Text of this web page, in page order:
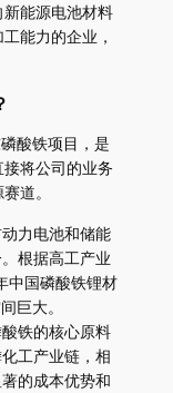
能源电池材料
能力的企业，
酸铁项目，是
将公司的业务
道。
力电池和储能
根据高工产业
中国磷酸铁锂材
巨大。
铁的核心原料
工产业链，相
的成本优势和